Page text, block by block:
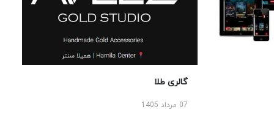
گالری طلا
07 مرداد 1405